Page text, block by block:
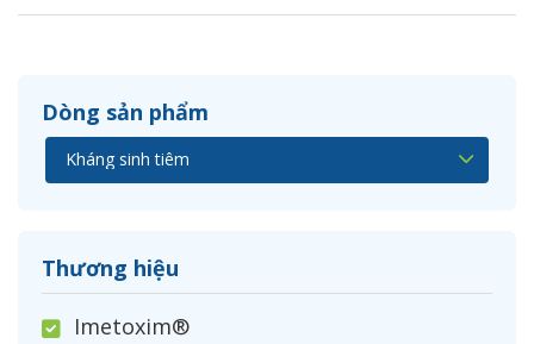
Dòng sản phẩm
Thương hiệu
Imetoxim®